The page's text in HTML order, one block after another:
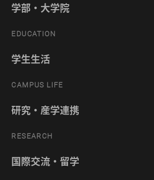
学部・大学院
EDUCATION
学生生活
CAMPUS LIFE
研究・産学連携
RESEARCH
国際交流・留学